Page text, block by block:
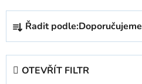
Ř
z
Řadit podle:Doporučujeme
OTEVŘÍT FILTR